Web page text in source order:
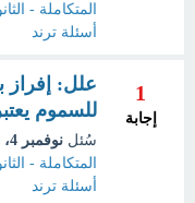
المتكاملة -
أسئلة ترند
1
إجابة
علل: إفراز
للسموم
سُئل نوفمبر 4، 2024
المتكاملة -
أسئلة ترند